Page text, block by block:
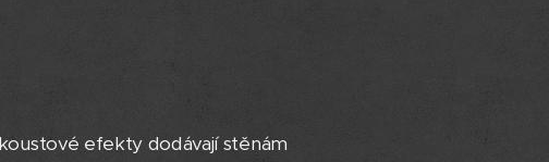
efekty dodávají stěnám